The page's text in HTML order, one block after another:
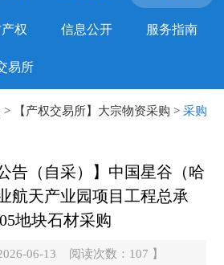
权 信息公开 服务指南
易所
> 【产权交易所】大宗物资采购 > 采购
告（自采）】中国星谷（哈
航天产业园项目工程总承
地块石材采购
06-13 阅读次数： 107 】